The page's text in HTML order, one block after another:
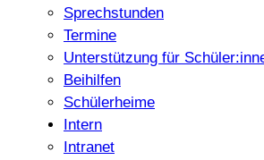
Sprechstunden
Termine
Unterstützung für
Beihilfen
Schülerheime
Intern
Intranet